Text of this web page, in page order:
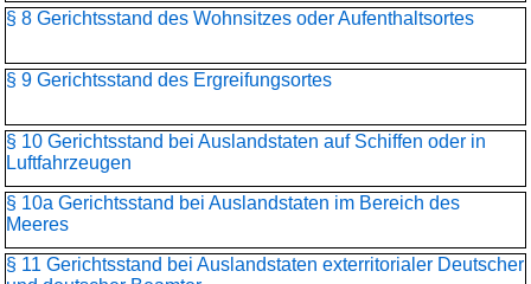
§ 8 Gerichtsstand des Wohnsitzes oder Aufenthaltsortes
§ 9 Gerichtsstand des Ergreifungsortes
§ 10 Gerichtsstand bei Auslandstaten auf Schiffen oder in
Luftfahrzeugen
§ 10a Gerichtsstand bei Auslandstaten im Bereich des
Meeres
§ 11 Gerichtsstand bei Auslandstaten exterritorialer Deutscher